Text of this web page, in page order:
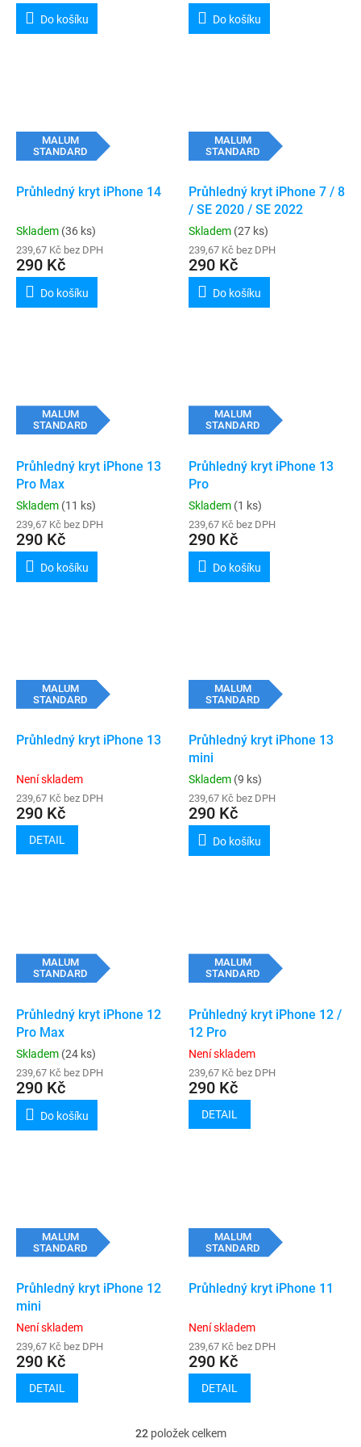
Do košíku Do košíku
MALUM
STANDARD
Průhledný kryt iPhone 14
Skladem (36 ks)
239,67 Kč bez DPH
290 Kč
Do košíku
MALUM
STANDARD
Průhledný kryt iPhone 7 / 8
/ SE 2020 / SE 2022
Skladem (27 ks)
239,67 Kč bez DPH
290 Kč
Do košíku
MALUM
STANDARD
Průhledný kryt iPhone 13
Pro Max
Skladem (11 ks)
239,67 Kč bez DPH
290 Kč
Do košíku
MALUM
STANDARD
Průhledný kryt iPhone 13
Pro
Skladem (1 ks)
239,67 Kč bez DPH
290 Kč
Do košíku
MALUM
STANDARD
Průhledný kryt iPhone 13
Není skladem
239,67 Kč bez DPH
290 Kč
DETAIL
MALUM
STANDARD
Průhledný kryt iPhone 13
mini
Skladem (9 ks)
239,67 Kč bez DPH
290 Kč
Do košíku
MALUM
STANDARD
Průhledný kryt iPhone 12
Pro Max
Skladem (24 ks)
239,67 Kč bez DPH
290 Kč
Do košíku
MALUM
STANDARD
Průhledný kryt iPhone 12 /
12 Pro
Není skladem
239,67 Kč bez DPH
290 Kč
DETAIL
MALUM
STANDARD
Průhledný kryt iPhone 12
mini
Není skladem
239,67 Kč bez DPH
290 Kč
DETAIL
MALUM
STANDARD
Průhledný kryt iPhone 11
Není skladem
239,67 Kč bez DPH
290 Kč
DETAIL
O
22položek celkem